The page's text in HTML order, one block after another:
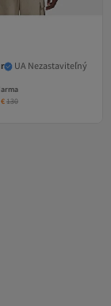
UA Nezastaviteľný
€130